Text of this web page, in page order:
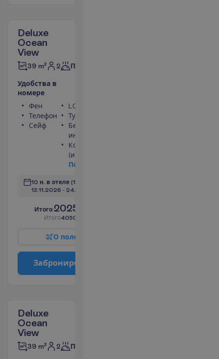
Deluxe
Ocean
View
39 m² 2 Полупансион
Удобства в
номере
Фен
Телефон
Сейф
LCD телевизор
Туалет
Беспроводной
интернет
Кондиционер
(индивидуальный)
По
10 н. в отеле (11 н. всего)
13.11.2026 - 24.11.2026
Итого:2025.00
Итого4050.00
О поле
Заброниро
Deluxe
Ocean
View
39 m² 2 Полупансион